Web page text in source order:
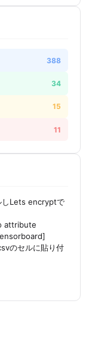
388
34
15
11
しLets encryptで
attribute
のセルに貼り付